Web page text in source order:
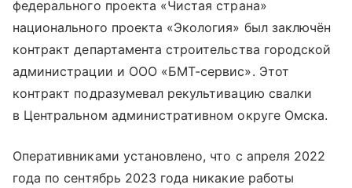
федерального проекта «Чистая страна»
национального проекта «Экология» был заключён
контракт департамента строительства городской
администрации и ООО «БМТ-сервис». Этот
контракт подразумевал рекультивацию свалки
в Центральном административном округе Омска.
Оперативниками установлено, что с апреля 2022
года по сентябрь 2023 года никакие работы